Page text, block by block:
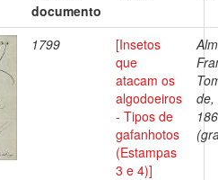
documento
1799
[Insetos
que
atacam os
algodoeiros
- Tipos de
gafanhotos
(Estampas
3 e 4)]
de,